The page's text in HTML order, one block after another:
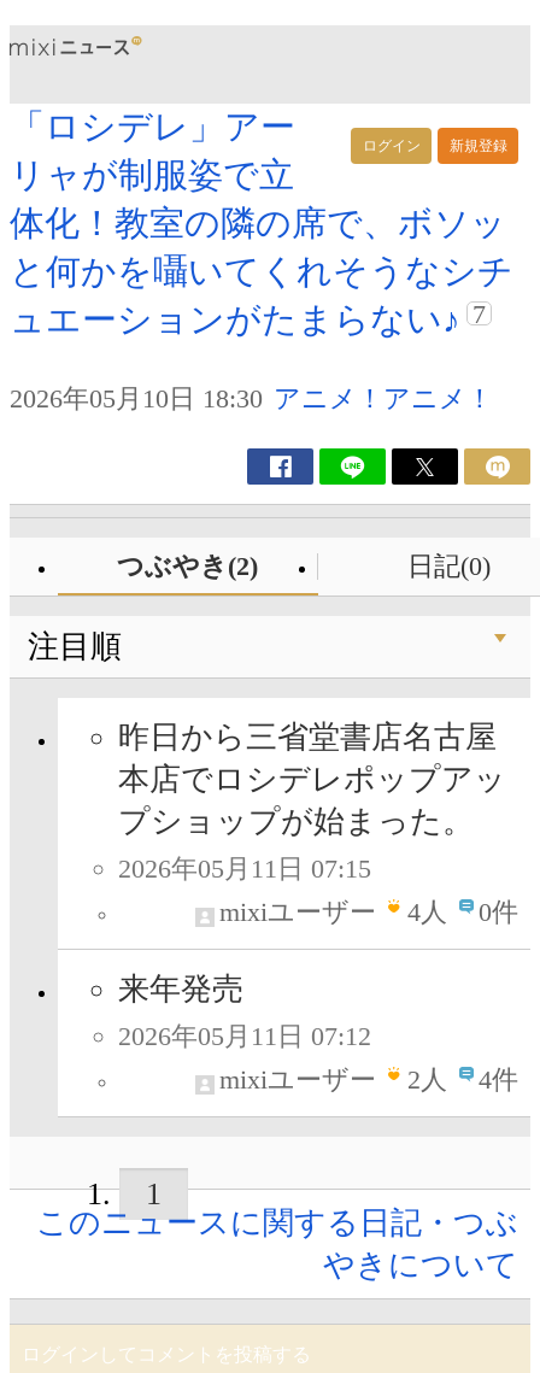
ログイン 新規登録
「ロシデレ」アー
リャが制服姿で立
体化！教室の隣の席で、ボソッ
と何かを囁いてくれそうなシチ
ュエーションがたまらない♪ 7
2026年05月10日 18:30 アニメ！アニメ！
つぶやき(2) 日記(0)
注目順
昨日から三省堂書店名古屋
本店でロシデレポップアッ
プショップが始まった。
2026年05月11日 07:15
mixiユーザー
4人 0件
来年発売
2026年05月11日 07:12
mixiユーザー
2人 4件
1
このニュースに関する日記・つぶ
やきについて
ログインしてコメントを投稿する